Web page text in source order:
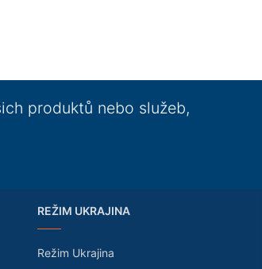
produktů nebo služeb,
REŽIM UKRAJINA
Režim Ukrajina